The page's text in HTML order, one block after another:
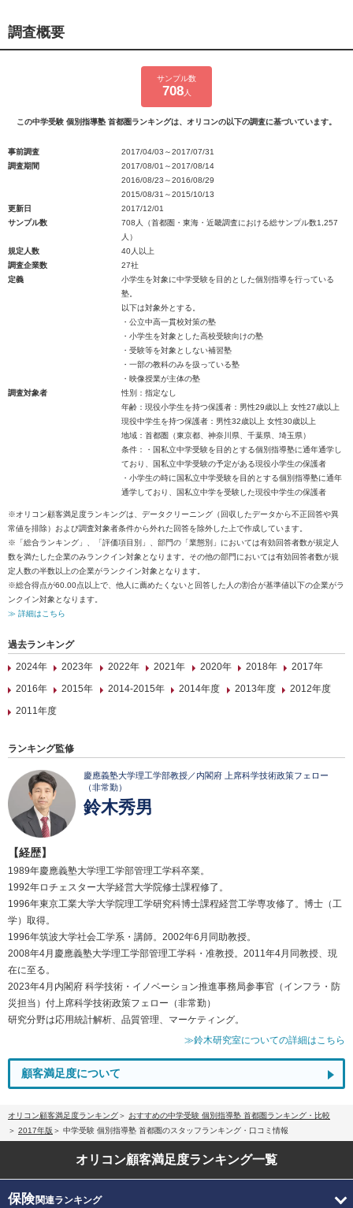
調査概要
サンプル数
708人
この中学受験 個別指導塾 首都圏ランキングは、オリコンの以下の調査に基づいています。
事前調査
2017/04/03～2017/07/31
調査期間
2017/08/01～2017/08/14
2016/08/23～2016/08/29
2015/08/31～2015/10/13
更新日
2017/12/01
サンプル数
708人（首都圏・東海・近畿調査における総サンプル数1,257
人）
規定人数
40人以上
調査企業数
27社
定義
小学生を対象に中学受験を目的とした個別指導を行っている
塾。
以下は対象外とする。
・公立中高一貫校対策の塾
・小学生を対象とした高校受験向けの塾
・受験等を対象としない補習塾
・一部の教科のみを扱っている塾
・映像授業が主体の塾
調査対象者
性別：指定なし
年齢：現役小学生を持つ保護者：男性29歳以上 女性27歳以上
現役中学生を持つ保護者：男性32歳以上 女性30歳以上
地域：首都圏（東京都、神奈川県、千葉県、埼玉県）
条件：・国私立中学受験を目的とする個別指導塾に通年通学し
ており、国私立中学受験の予定がある現役小学生の保護者
・小学生の時に国私立中学受験を目的とする個別指導塾に通年
通学しており、国私立中学を受験した現役中学生の保護者
※オリコン顧客満足度ランキングは、データクリーニング（回収したデータから不正回答や異
常値を排除）および調査対象者条件から外れた回答を除外した上で作成しています。
※「総合ランキング」、「評価項目別」、部門の「業態別」においては有効回答者数が規定人
数を満たした企業のみランクイン対象となります。その他の部門においては有効回答者数が規
定人数の半数以上の企業がランクイン対象となります。
※総合得点が60.00点以上で、他人に薦めたくないと回答した人の割合が基準値以下の企業がラ
ンクイン対象となります。
≫ 詳細はこちら
過去ランキング
2024年
2023年 2022年 2021年 2020年 2018年
2017年
2016年
2015年 2014-2015年 2014年度 2013年度
2012年度
2011年度
ランキング監修
慶應義塾大学理工学部教授／内閣府 上席科学技術政策フェロー
（非常勤）
鈴木秀男
【経歴】
1989年慶應義塾大学理工学部管理工学科卒業。
1992年ロチェスター大学経営大学院修士課程修了。
1996年東京工業大学大学院理工学研究科博士課程経営工学専攻修了。博士（工
学）取得。
1996年筑波大学社会工学系・講師。2002年6月同助教授。
2008年4月慶應義塾大学理工学部管理工学科・准教授。2011年4月同教授、現
在に至る。
2023年4月内閣府 科学技術・イノベーション推進事務局参事官（インフラ・防
災担当）付上席科学技術政策フェロー（非常勤）
研究分野は応用統計解析、品質管理、マーケティング。
≫鈴木研究室についての詳細はこちら
顧客満足度について
オリコン顧客満足度ランキング
おすすめの中学受験 個別指導塾 首都圏ランキング・比較
2017年版
中学受験 個別指導塾 首都圏のスタッフランキング・口コミ情報
オリコン顧客満足度ランキング一覧
保険関連ランキング